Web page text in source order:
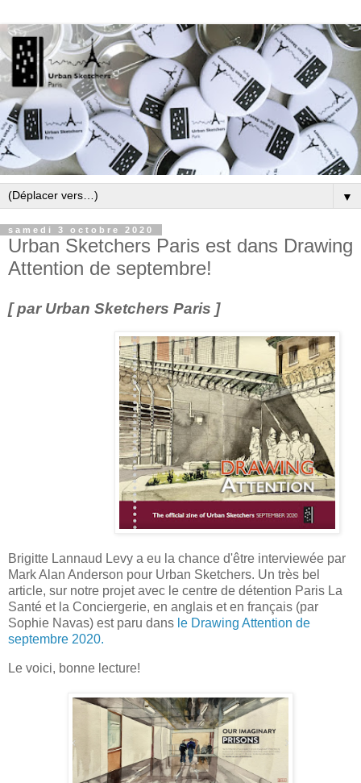
▼
samedi 3 octobre 2020
Urban Sketchers Paris est dans Drawing
Attention de septembre!
[ par Urban Sketchers Paris ]
Brigitte Lannaud Levy a eu la chance d'être interviewée par
Mark Alan Anderson pour Urban Sketchers. Un très bel
article, sur notre projet avec le centre de détention Paris La
Santé et la Conciergerie, en anglais et en français (par
Sophie Navas) est paru dans le Drawing Attention de
septembre 2020.
Le voici, bonne lecture!